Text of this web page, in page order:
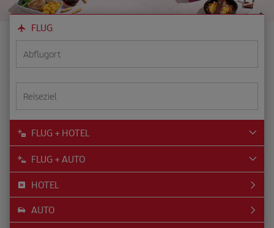
FLUG
Abflugort
Reiseziel
FLUG + HOTEL
FLUG + AUTO
HOTEL
AUTO